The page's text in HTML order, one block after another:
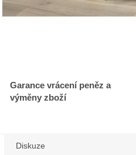
Garance vrácení peněz a
výměny zboží
Diskuze